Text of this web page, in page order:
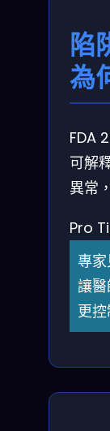
陷
為
FDA
可解
異常
Pro
專
讓
更